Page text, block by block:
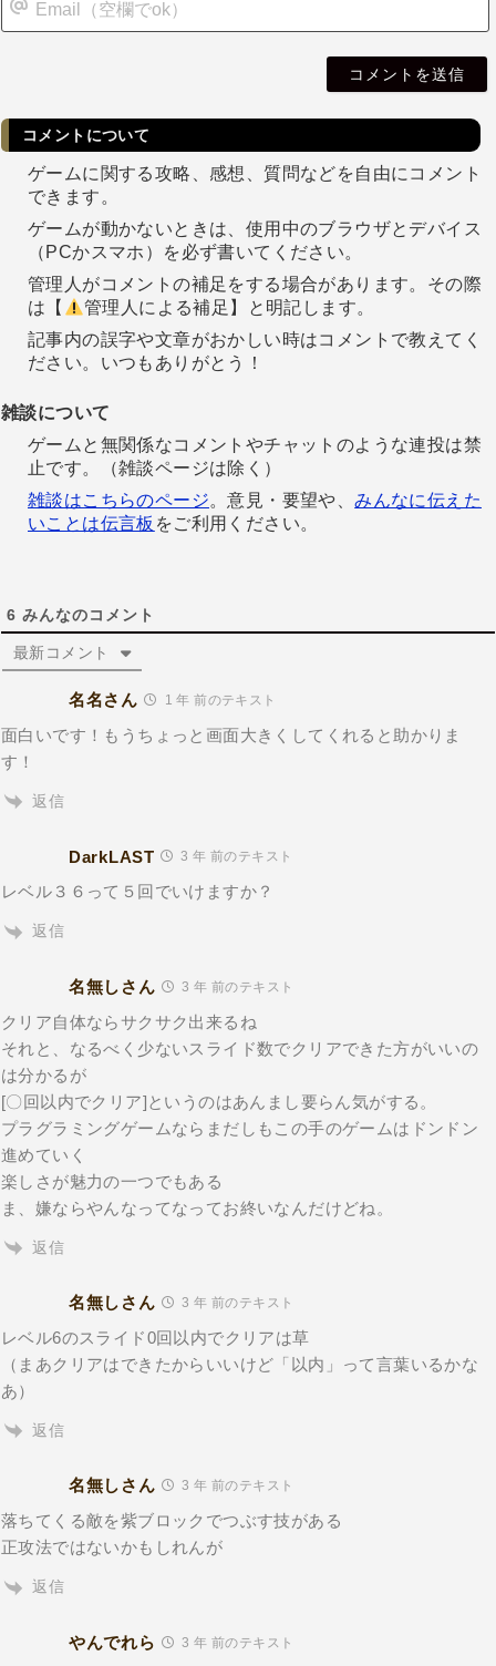
コメントについて
ゲームに関する攻略、感想、質問などを自由にコメント
できます。
ゲームが動かないときは、使用中のブラウザとデバイス
（PCかスマホ）を必ず書いてください。
管理人がコメントの補足をする場合があります。その際
は【
管理人による補足】と明記します。
記事内の誤字や文章がおかしい時はコメントで教えてく
ださい。いつもありがとう！
雑談について
ゲームと無関係なコメントやチャットのような連投は禁
止です。（雑談ページは除く）
雑談はこちらのページ。意見・要望や、みんなに伝えた
いことは伝言板 をご利用ください。
6 みんなのコメント
最新コメント
名名さん 1 年 前のテキスト
面白いです！もうちょっと画面大きくしてくれると助かりま
す！
返信
DarkLAST 3 年 前のテキスト
レベル３６って５回でいけますか？
返信
名無しさん 3 年 前のテキスト
クリア自体ならサクサク出来るね
それと、なるべく少ないスライド数でクリアできた方がいいの
は分かるが
[〇回以内でクリア]というのはあんまし要らん気がする。
プラグラミングゲームならまだしもこの手のゲームはドンドン
進めていく
楽しさが魅力の一つでもある
ま、嫌ならやんなってなってお終いなんだけどね。
返信
名無しさん 3 年 前のテキスト
レベル6のスライド0回以内でクリアは草
（まあクリアはできたからいいけど「以内」って言葉いるかな
あ）
返信
名無しさん 3 年 前のテキスト
落ちてくる敵を紫ブロックでつぶす技がある
正攻法ではないかもしれんが
返信
やんでれら 3 年 前のテキスト